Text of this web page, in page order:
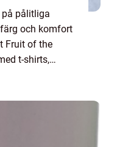
pålitliga
och komfort
Fruit of the
t-shirts,